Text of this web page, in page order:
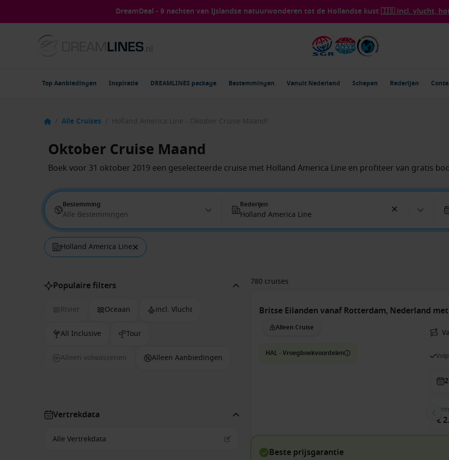
DreamDeal - 9 nachten van IJslandse natuurwonderen tot de Hollandse kust 🇮🇸 incl. vlucht,
Top Aanbiedingen Inspiratie DREAMLINES package Bestemmingen Vanuit Nederland Schepen Rederijen
/ Alle Cruises / Holland America Line - Oktober Cruise Maand!
Oktober Cruise Maand
Boek voor 31 oktober 2019 een geselecteerde cruise met Holland America Line en profiteer van gratis
Bestemming
Alle Bestemmingen
Rederijen
Holland America Line
Holland America Line
Populaire filters
Rivier Oceaan incl. Vlucht
All Inclusive Tour
Alleen volwassenen Alleen Aanbiedingen
Vertrekdata
780 cruises
Britse Eilanden vanaf Rotterdam, Nederland
Alleen Cruise
HAL - Vroegboekvoordelen
€
Beste prijsgarantie